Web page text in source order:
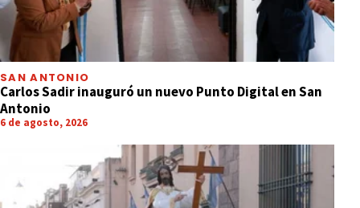
SAN ANTONIO
Carlos Sadir inauguró un nuevo Punto Digital en San
Antonio
6 de agosto, 2026